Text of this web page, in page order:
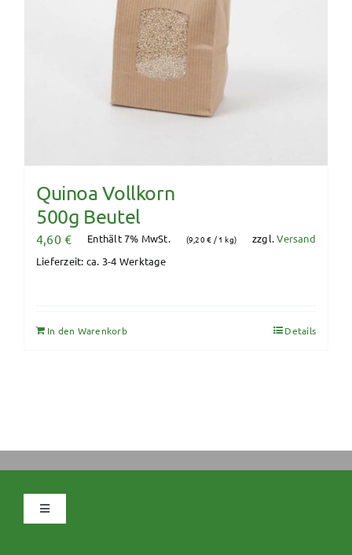
Quinoa Vollkorn
500g Beutel
4,60€ Enthält 7% MwSt. (9,20€ / 1 kg) zzgl.Versand
Lieferzeit: ca. 3-4 Werktage
In den Warenkorb Details
Navigation